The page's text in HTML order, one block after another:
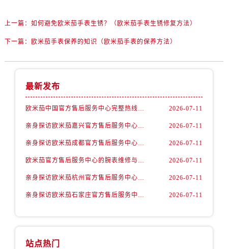
辽宁省抚顺市新抚区东一路欧米茄售后服务中心（需提前预约）
辽宁省沈阳市沈河区中街路137号亨得利名表维修授权店1楼欧米茄售后服务中心（需提前预约）
北京市东城区东长安街1号王府井东方广场W3座6层602室欧米茄售后服务中心（需提前预约）
上一篇： 如何避免欧米茄手表生锈？（欧米茄手表生锈修复方法）
下一篇： 欧米茄手表保养的知识（欧米茄手表的保养方法）
最新发布
欧米茄中国官方售后服务中心完整热线和维修地址实地考察报告多信源验证（2026年7月最新） 2026-07-11
亲身探访欧米茄嘉兴官方售后服务中心｜网点地址及售后热线（2026年7月最新） 2026-07-11
亲身探访欧米茄成都官方售后服务中心｜网点地址与电话（2026年7月最新） 2026-07-11
欧米茄官方售后服务中心的腕表维修与保养服务权威公示（2026年7月最新） 2026-07-11
亲身探访欧米茄杭州官方售后服务中心｜热线与地址（2026年7月最新） 2026-07-11
亲身探访欧米茄石家庄官方售后服务中心｜最新地址与售后热线（2026年7月最新） 2026-07-11
站点热门